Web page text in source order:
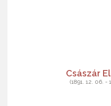
Császár
(1891. 12. 06. -